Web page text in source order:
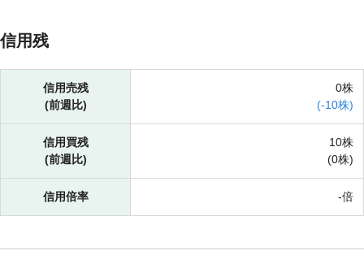
信用残
信用売残
(前週比)
0株
(-10株)
信用買残
(前週比)
10株
(0株)
信用倍率 -倍